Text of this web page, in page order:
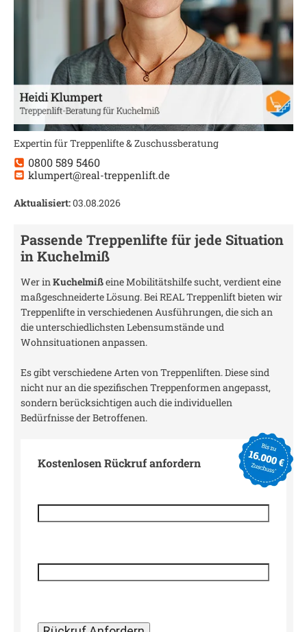
Expertin für Treppenlifte & Zuschussberatung
0800 589 5460
klumpert@real-treppenlift.de
Aktualisiert:03.08.2026
Passende Treppenlifte für jede Situation
inKuchelmiß
Wer inKuchelmißeine Mobilitätshilfe sucht, verdient eine
maßgeschneiderte Lösung. Bei REAL Treppenlift bieten wir
Treppenlifte in verschiedenen Ausführungen, die sich an
die unterschiedlichsten Lebensumstände und
Wohnsituationen anpassen.
Es gibt verschiedene Arten von Treppenliften. Diese sind
nicht nur an die spezifischen Treppenformen angepasst,
sondern berücksichtigen auch die individuellen
Bedürfnisse der Betroffenen.
Kostenlosen Rückruf anfordern